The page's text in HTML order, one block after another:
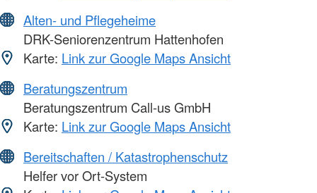
Alten- und Pflegeheime
DRK-Seniorenzentrum Hattenhofen
Karte: Link zur Google Maps Ansicht
Beratungszentrum
Beratungszentrum Call-us GmbH
Karte: Link zur Google Maps Ansicht
Bereitschaften / Katastrophenschutz
Helfer vor Ort-System